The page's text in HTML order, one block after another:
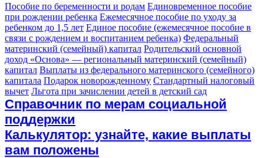
Пособие по беременности и родам Единовременное пособие
при рождении ребенка Ежемесячное пособие по уходу за
ребенком до 1,5 лет Единое пособие (ежемесячное пособие в
связи с рождением и воспитанием ребенка) Федеральный
материнский (семейный) капитал Родительский основной
доход «Основа» — региональный материнский (семейный)
капитал Выплаты из федерального материнского (семейного)
капитала Подарок новорожденному Стандартный налоговый
вычет Льгота при зачислении детей в детский сад
Справочник по мерам социальной
поддержки
Калькулятор: узнайте, какие выплаты
вам положены